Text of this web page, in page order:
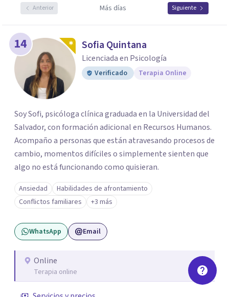
Anterior Más días Siguiente
14 Sofia Quintana
Licenciada en Psicología
Verificado Terapia Online
Soy Sofi, psicóloga clínica graduada en la Universidad del
Salvador, con formación adicional en Recursos Humanos.
Acompaño a personas que están atravesando procesos de
cambio, momentos difíciles o simplemente sienten que
algo no está funcionando como quisieran.
Ansiedad
Habilidades de afrontamiento
Conflictos familiares
+3 más
WhatsApp Email
Online
Terapia online